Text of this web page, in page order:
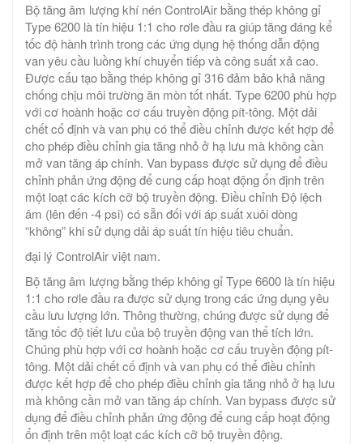
Bộ tăng âm lượng khí nén ControlAir bằng thép không gỉ
Type 6200 là tín hiệu 1:1 cho rơle đầu ra giúp tăng đáng kể
tốc độ hành trình trong các ứng dụng hệ thống dẫn động
van yêu cầu luồng khí chuyển tiếp và công suất xả cao.
Được cấu tạo bằng thép không gỉ 316 đảm bảo khả năng
chống chịu môi trường ăn mòn tốt nhất. Type 6200 phù hợp
với cơ hoành hoặc cơ cấu truyền động pít-tông. Một dải
chết cố định và van phụ có thể điều chỉnh được kết hợp để
cho phép điều chỉnh gia tăng nhỏ ở hạ lưu mà không cần
mở van tăng áp chính. Van bypass được sử dụng để điều
chỉnh phản ứng động để cung cấp hoạt động ổn định trên
một loạt các kích cỡ bộ truyền động. Điều chỉnh Độ lệch
âm (lên đến -4 psi) có sẵn đối với áp suất xuôi dòng
“không” khi sử dụng dải áp suất tín hiệu tiêu chuẩn.
đại lý ControlAir việt nam.
Bộ tăng âm lượng bằng thép không gỉ Type 6600 là tín hiệu
1:1 cho rơle đầu ra được sử dụng trong các ứng dụng yêu
cầu lưu lượng lớn. Thông thường, chúng được sử dụng để
tăng tốc độ tiết lưu của bộ truyền động van thể tích lớn.
Chúng phù hợp với cơ hoành hoặc cơ cấu truyền động pít-
tông. Một dải chết cố định và van phụ có thể điều chỉnh
được kết hợp để cho phép điều chỉnh gia tăng nhỏ ở hạ lưu
mà không cần mở van tăng áp chính. Van bypass được sử
dụng để điều chỉnh phản ứng động để cung cấp hoạt động
ổn định trên một loạt các kích cỡ bộ truyền động.